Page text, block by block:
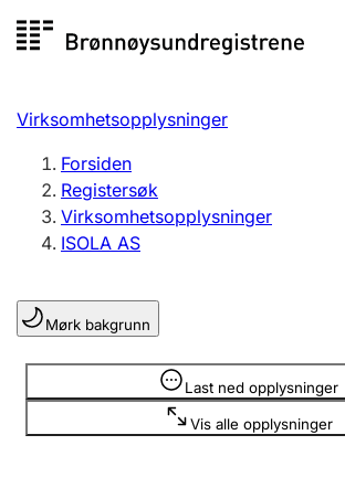
til
Registersøk
Aksjeselskap
Enkeltpersonforetak
Registrere, endre, slette
Lag og forening
Registrere, endre, slette
Virksomhetsopplysninger
Forsiden
Registersøk
Virksomhetsopplysninger
ISOLA AS
Mørk bakgrunn
Last ned opplysninger
Vis alle opplysninger
Opplysninger er skjult